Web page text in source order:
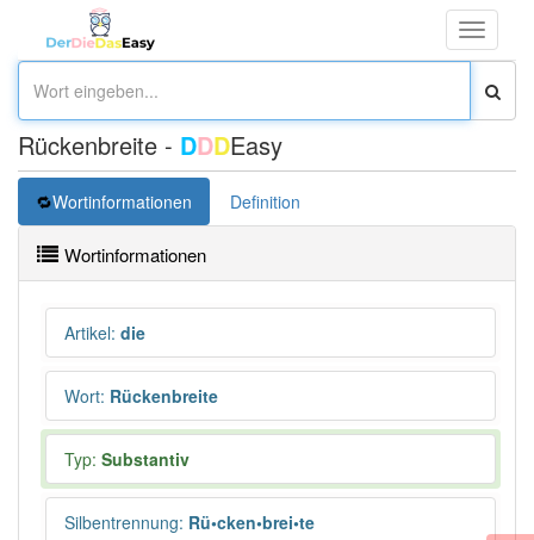
Toggle
Rückenbreite - DDDEasy
Wortinformationen Definition
Wortinformationen
Artikel: die
Wort: Rückenbreite
Typ: Substantiv
Silbentrennung: Rü•cken•brei•te